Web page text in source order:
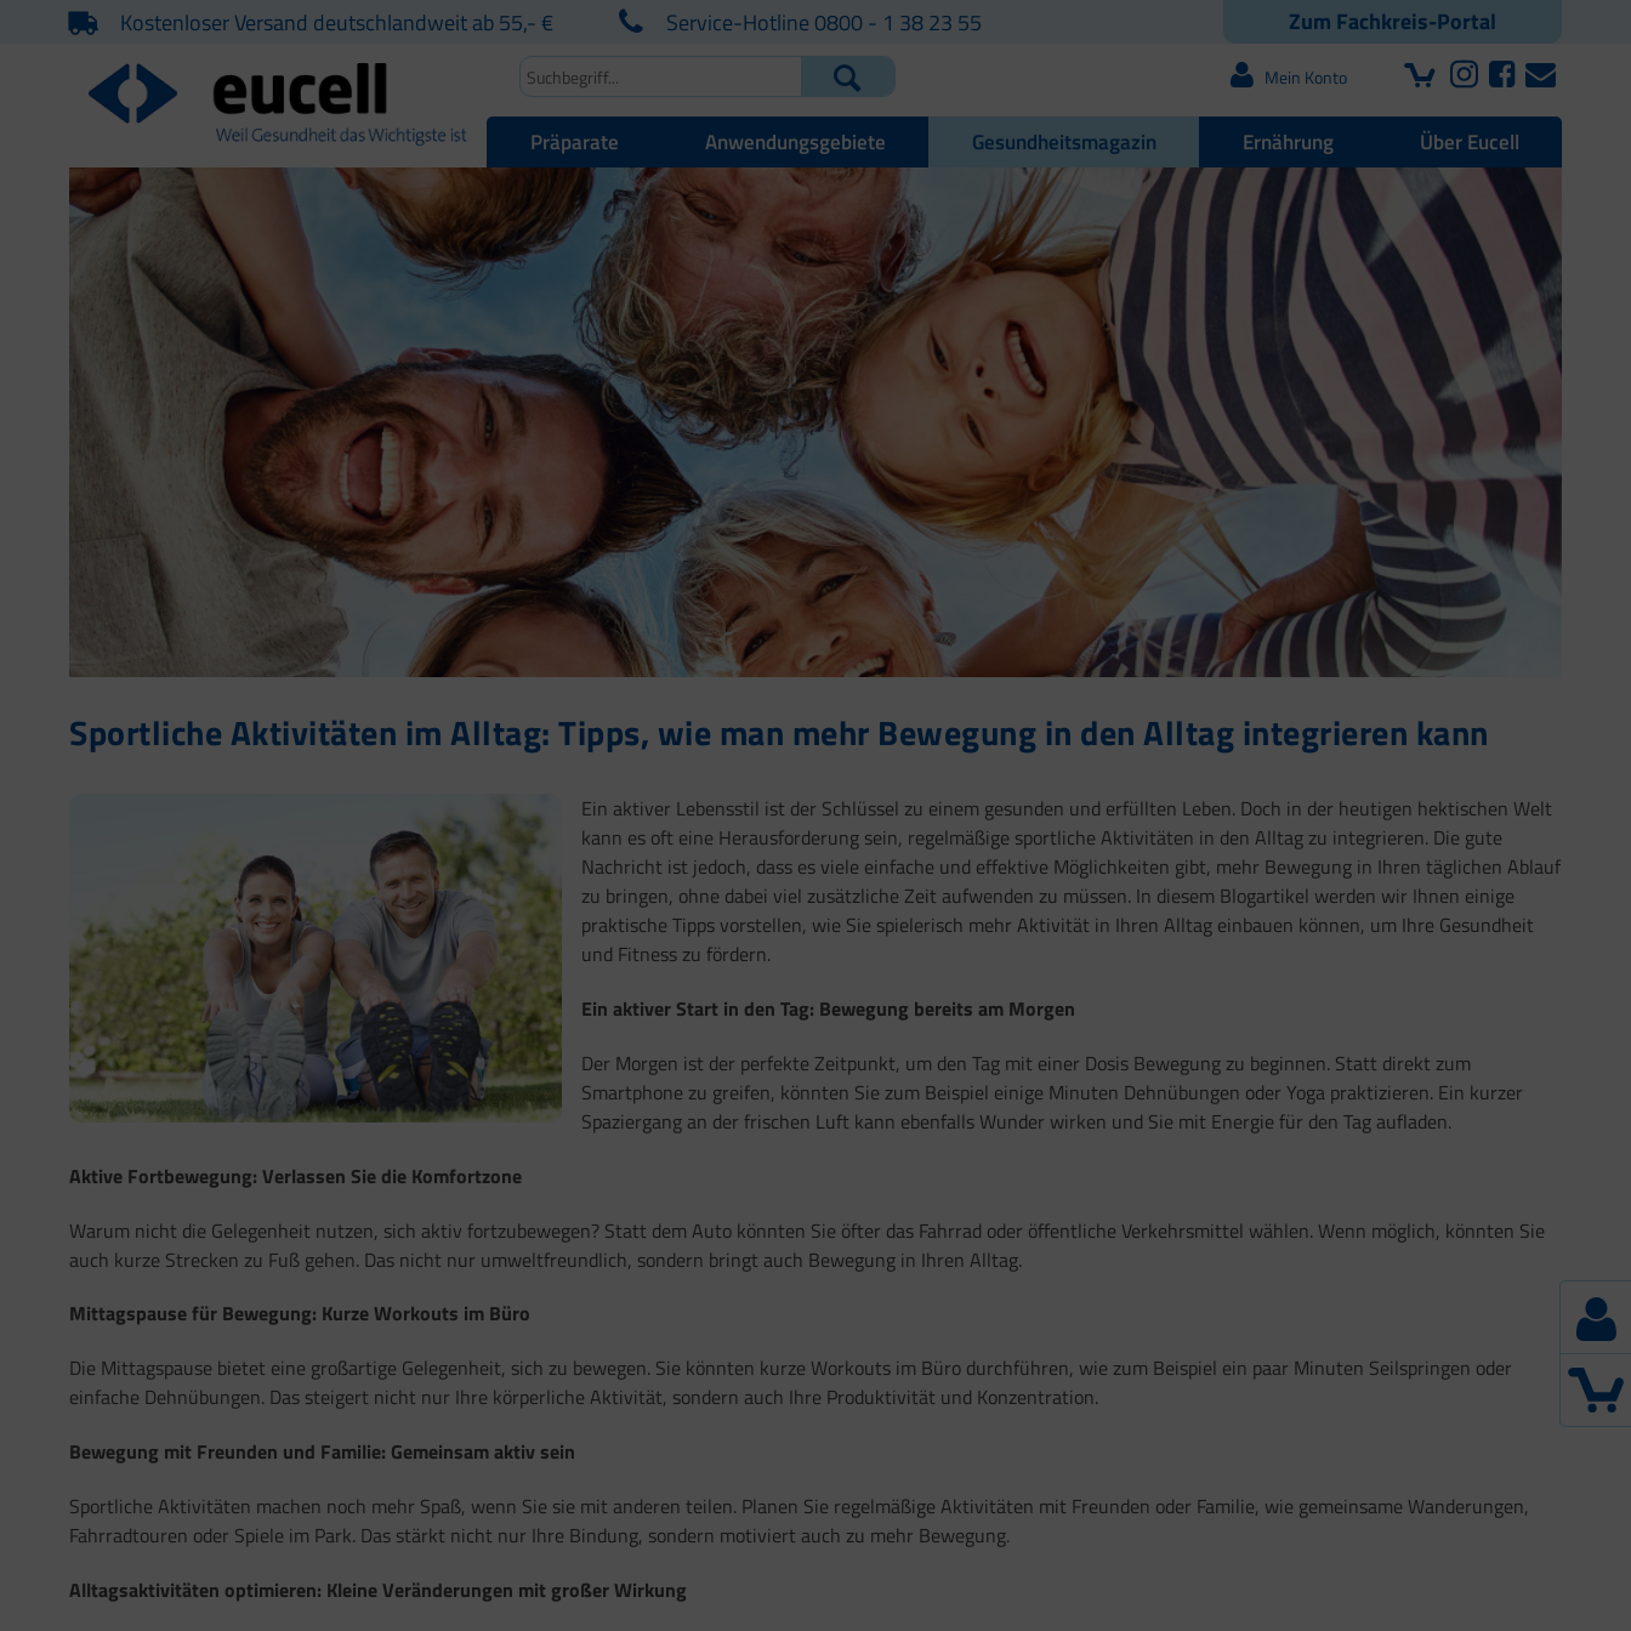
Zum Fachkreis-Portal
Kostenloser Versand deutschlandweit ab 55,- € Service-Hotline 0800 - 1 38 23 55
Mein Konto
Präparate Anwendungsgebiete Gesundheitsmagazin Ernährung Über Eucell
Sportliche Aktivitäten im Alltag: Tipps, wie man mehr Bewegung in den Alltag integrieren kann
Ein aktiver Lebensstil ist der Schlüssel zu einem gesunden und erfüllten Leben. Doch in der heutigen hektischen Welt
kann es oft eine Herausforderung sein, regelmäßige sportliche Aktivitäten in den Alltag zu integrieren. Die gute
Nachricht ist jedoch, dass es viele einfache und effektive Möglichkeiten gibt, mehr Bewegung in Ihren täglichen Ablauf
zu bringen, ohne dabei viel zusätzliche Zeit aufwenden zu müssen. In diesem Blogartikel werden wir Ihnen einige
praktische Tipps vorstellen, wie Sie spielerisch mehr Aktivität in Ihren Alltag einbauen können, um Ihre Gesundheit
und Fitness zu fördern.
Ein aktiver Start in den Tag: Bewegung bereits am Morgen
Der Morgen ist der perfekte Zeitpunkt, um den Tag mit einer Dosis Bewegung zu beginnen. Statt direkt zum
Smartphone zu greifen, könnten Sie zum Beispiel einige Minuten Dehnübungen oder Yoga praktizieren. Ein kurzer
Spaziergang an der frischen Luft kann ebenfalls Wunder wirken und Sie mit Energie für den Tag aufladen.
Aktive Fortbewegung: Verlassen Sie die Komfortzone
Warum nicht die Gelegenheit nutzen, sich aktiv fortzubewegen? Statt dem Auto könnten Sie öfter das Fahrrad oder öffentliche Verkehrsmittel wählen. Wenn möglich, könnten Sie
auch kurze Strecken zu Fuß gehen. Das nicht nur umweltfreundlich, sondern bringt auch Bewegung in Ihren Alltag.
Mittagspause für Bewegung: Kurze Workouts im Büro
Die Mittagspause bietet eine großartige Gelegenheit, sich zu bewegen. Sie könnten kurze Workouts im Büro durchführen, wie zum Beispiel ein paar Minuten Seilspringen oder
einfache Dehnübungen. Das steigert nicht nur Ihre körperliche Aktivität, sondern auch Ihre Produktivität und Konzentration.
Bewegung mit Freunden und Familie: Gemeinsam aktiv sein
Sportliche Aktivitäten machen noch mehr Spaß, wenn Sie sie mit anderen teilen. Planen Sie regelmäßige Aktivitäten mit Freunden oder Familie, wie gemeinsame Wanderungen,
Fahrradtouren oder Spiele im Park. Das stärkt nicht nur Ihre Bindung, sondern motiviert auch zu mehr Bewegung.
Alltagsaktivitäten optimieren: Kleine Veränderungen mit großer Wirkung